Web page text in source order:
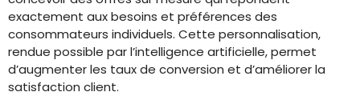
exactement aux besoins et préférences des
consommateurs individuels. Cette personnalisation,
rendue possible par l’intelligence artificielle, permet
d’augmenter les taux de conversion et d’améliorer la
satisfaction client.